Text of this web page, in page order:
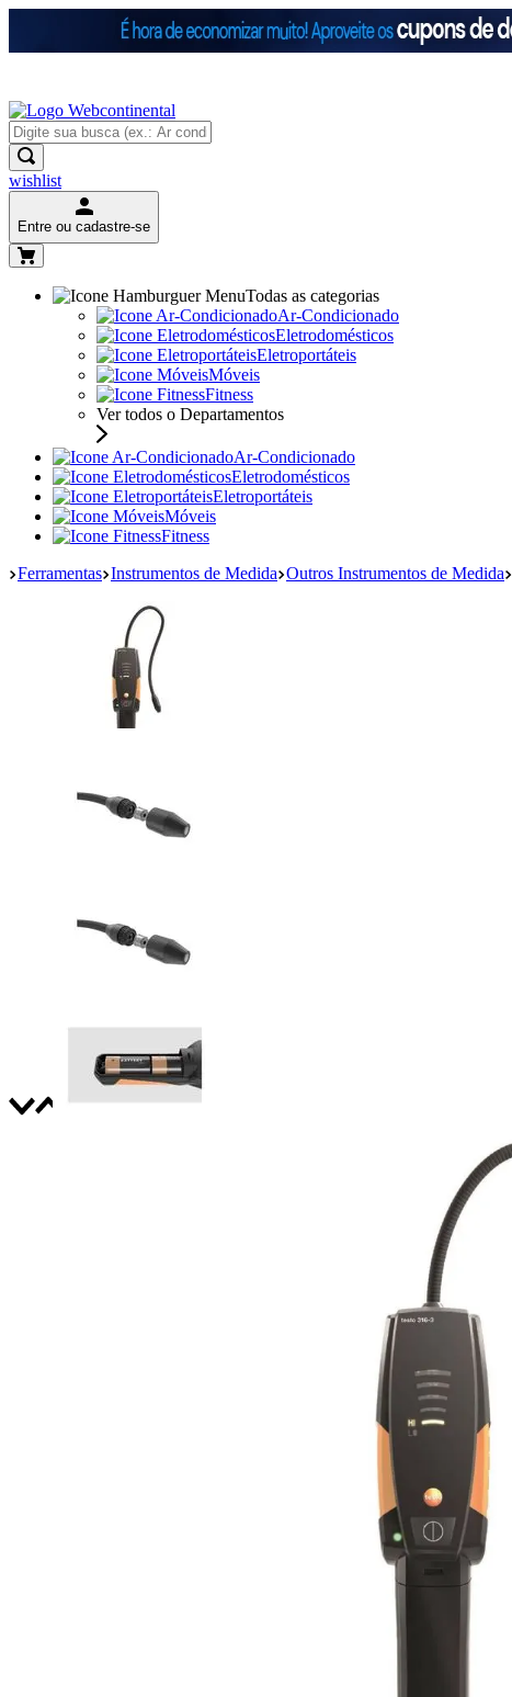
wishlist
Entre ou cadastre-se
Todas as categorias
Ar-Condicionado
Eletrodomésticos
Eletroportáteis
Móveis
Fitness
Ver todos o Departamentos
Ar-Condicionado
Eletrodomésticos
Eletroportáteis
Móveis
Fitness
Ferramentas Instrumentos de Medida Outros Instrumentos de Medida